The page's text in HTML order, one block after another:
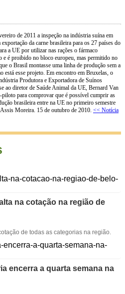
de 2011 a inspeção na indústria suína em
da carne brasileira para os 27 países do
a UE por utilizar nas rações o fármaco
e é proibido no bloco europeu, mas permitido no
o Brasil montasse uma linha de produção sem a
está esse projeto. Em encontro em Bruxelas, o
Produtora e Exportadora de Suínos
ao diretor de Saúde Animal da UE, Bernard Van
para comprovar que é possível cumprir as
brasileira entre na UE no primeiro semestre
Moreira. 15 de outubro de 2010. << Notícia
na cotação na região de
de todas as categorias na região.
encerra a quarta semana na